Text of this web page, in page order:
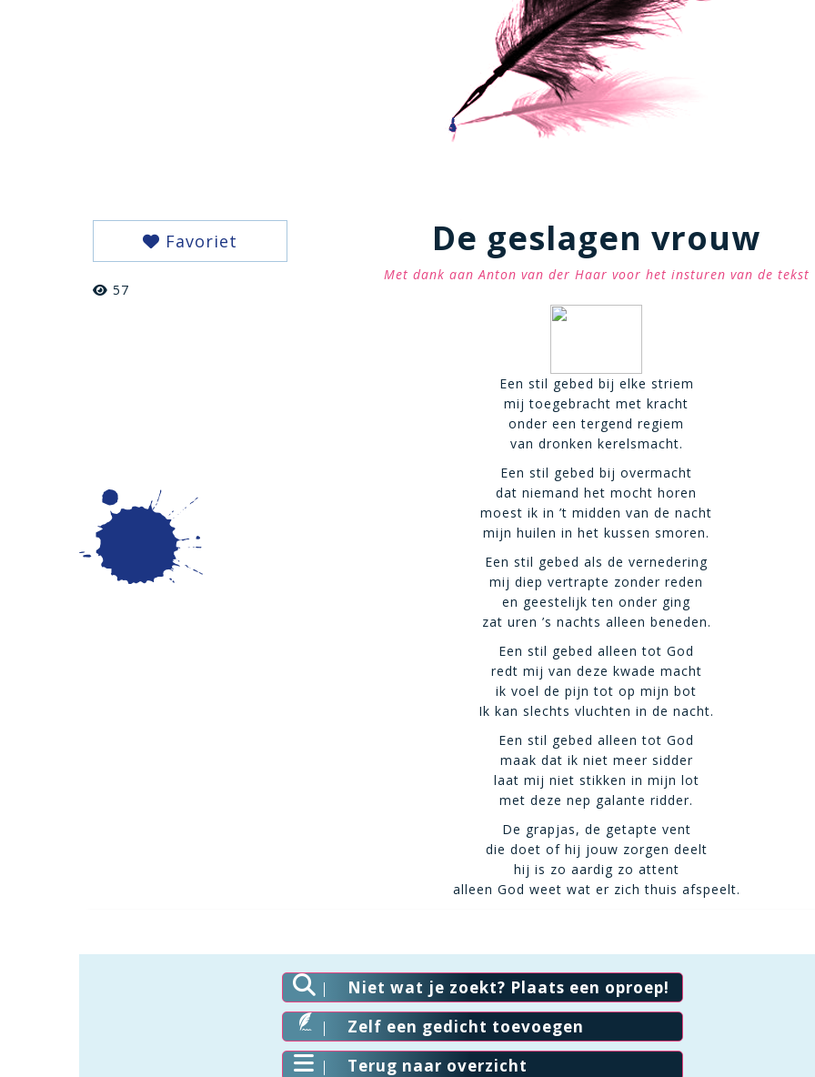
Favoriet
57
De geslagen vrouw
Met dank aan Anton van der Haar voor het insturen van de tekst
Een stil gebed bij elke striem
mij toegebracht met kracht
onder een tergend regiem
van dronken kerelsmacht.
Een stil gebed bij overmacht
dat niemand het mocht horen
moest ik in ’t midden van de nacht
mijn huilen in het kussen smoren.
Een stil gebed als de vernedering
mij diep vertrapte zonder reden
en geestelijk ten onder ging
zat uren ’s nachts alleen beneden.
Een stil gebed alleen tot God
redt mij van deze kwade macht
ik voel de pijn tot op mijn bot
Ik kan slechts vluchten in de nacht.
Een stil gebed alleen tot God
maak dat ik niet meer sidder
laat mij niet stikken in mijn lot
met deze nep galante ridder.
De grapjas, de getapte vent
die doet of hij jouw zorgen deelt
hij is zo aardig zo attent
alleen God weet wat er zich thuis afspeelt.
Niet wat je zoekt? Plaats een oproep!
Zelf een gedicht toevoegen
Terug naar overzicht